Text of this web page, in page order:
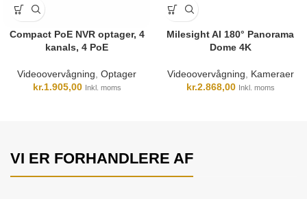
Compact PoE NVR optager, 4
kanals, 4 PoE
Videoovervågning Optager
kr.1.905,00 Inkl. moms
Milesight AI 180° Panorama
Dome 4K
Videoovervågning
Kameraer
kr.2.868,00 Inkl. moms
VI ER FORHANDLERE AF